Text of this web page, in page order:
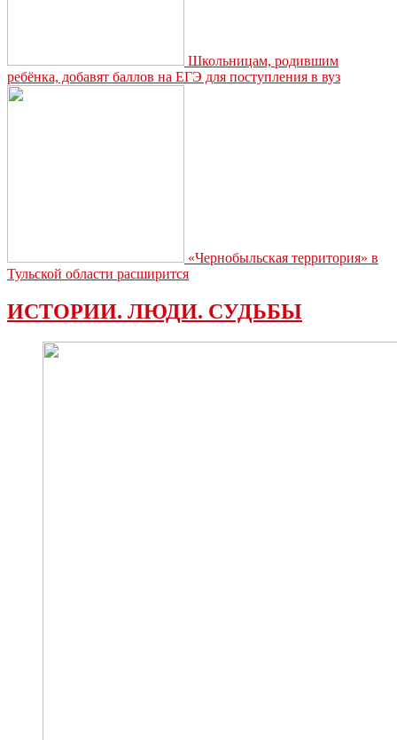
Школьницам, родившим
ребёнка, добавят баллов на ЕГЭ для поступления в вуз
«Чернобыльская территория» в
Тульской области расширится
ИСТОРИИ. ЛЮДИ. СУДЬБЫ